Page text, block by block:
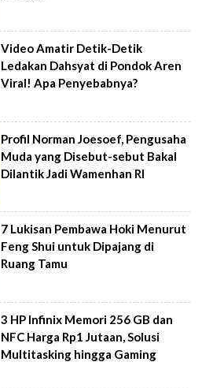
Video Amatir Detik-Detik
Ledakan Dahsyat di Pondok Aren
Viral! Apa Penyebabnya?
Profil Norman Joesoef, Pengusaha
Muda yang Disebut-sebut Bakal
Dilantik Jadi Wamenhan RI
7 Lukisan Pembawa Hoki Menurut
Feng Shui untuk Dipajang di
Ruang Tamu
3 HP Infinix Memori 256 GB dan
NFC Harga Rp1 Jutaan, Solusi
Multitasking hingga Gaming